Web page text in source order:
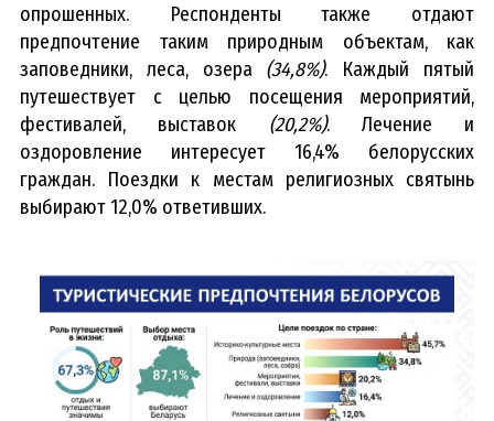
опрошенных. Респонденты также отдают
предпочтение таким природным объектам, как
заповедники, леса, озера (34,8%). Каждый пятый
путешествует с целью посещения мероприятий,
фестивалей, выставок (20,2%). Лечение и
оздоровление интересует 16,4% белорусских
граждан. Поездки к местам религиозных святынь
выбирают 12,0% ответивших.